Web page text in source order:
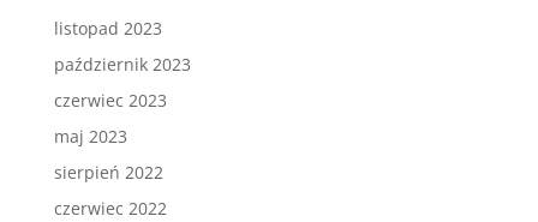
listopad 2023
październik 2023
czerwiec 2023
maj 2023
sierpień 2022
czerwiec 2022